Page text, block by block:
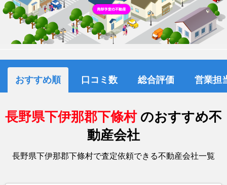
おすすめ順 口コミ数 総合評価 営業担
長野県下伊那郡下條村 のおすすめ不
動産会社
長野県下伊那郡下條村で査定依頼できる不動産会社一覧